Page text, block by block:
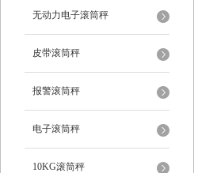
无动力电子滚筒秤
皮带滚筒秤
报警滚筒秤
电子滚筒秤
10KG滚筒秤